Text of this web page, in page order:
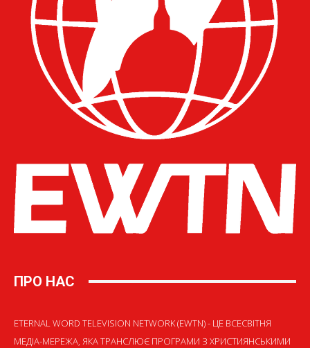
ПРО НАС
ETERNAL WORD TELEVISION NETWORK (EWTN) - ЦЕ ВСЕСВІТНЯ
МЕДІА-МЕРЕЖА, ЯКА ТРАНСЛЮЄ ПРОГРАМИ З ХРИСТИЯНСЬКИМИ